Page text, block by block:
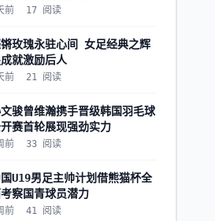
前 17 阅读
玫瑰永驻心间 女足经典之辉
就激励后人
前 21 阅读
骏曾维瀚携手晋级韩国羽毛球
赛首轮展现强劲实力
前 33 阅读
U19男足主帅计划借熊猫杯全
察国青球员潜力
前 41 阅读